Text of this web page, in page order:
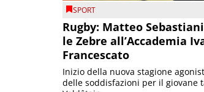
SPORT
Rugby: Matteo
le Zebre all’Accademia
Francescato
Inizio della nuova stagione
delle soddisfazioni per il giovane